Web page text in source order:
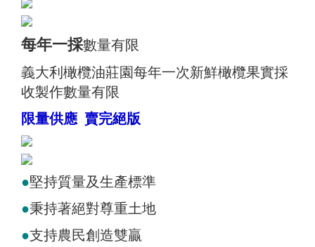
每年一採數量有限
義大利橄欖油莊園每年一次新鮮橄欖果實採
收製作數量有限
限量供應 賣完絕版
●堅持質量及生產標準
●秉持著絕對尊重土地
●支持農民創造雙贏